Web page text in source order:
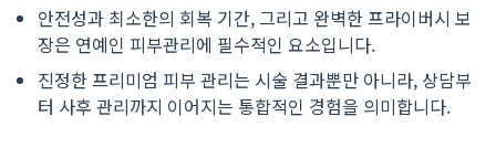
안전성과 최소한의 회복 기간, 그리고 완벽한 프라이버시 보
장은 연예인 피부관리에 필수적인 요소입니다.
진정한 프리미엄 피부 관리는 시술 결과뿐만 아니라, 상담부
터 사후 관리까지 이어지는 통합적인 경험을 의미합니다.